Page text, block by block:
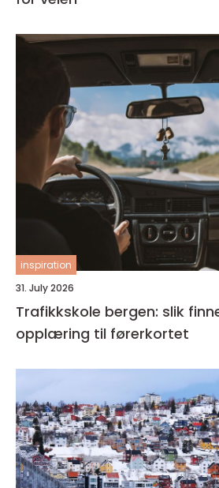
inspiration
31. July 2026
Trafikkskole bergen: slik
opplæring til førerkortet